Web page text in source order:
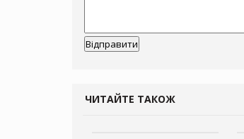
ЧИТАЙТЕ ТАКОЖ